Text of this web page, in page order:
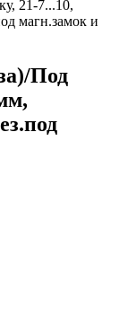
Под